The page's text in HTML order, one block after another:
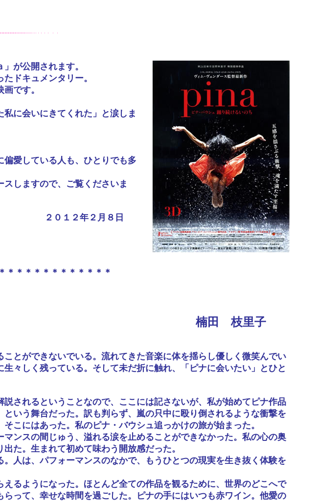
が公開されます。
ドキュメンタリー。
です。
に会いにきてくれた」と涙しま
愛している人も、ひとりでも多
しますので、ご覧くださいま
２０１２年２月８日
＊＊＊＊＊＊＊＊＊＊＊＊
楠田 枝里子
とができないでいる。流れてきた音楽に体を揺らし優しく微笑んでい
々しく残っている。そして未だ折に触れ、「ピナに会いたい」とひと
されるということなので、ここには記さないが、私が始めてピナ作品
いう舞台だった。訳も判らず、嵐の只中に殴り倒されるような衝撃を
こにはあった。私のピナ・バウシュ追っかけの旅が始まった。
ンスの間じゅう、溢れる涙を止めることができなかった。私の心の奥
た。生まれて初めて味わう開放感だった。
人は、パフォーマンスのなかで、もうひとつの現実を生き抜く体験を
るようになった。ほとんど全ての作品を観るために、世界のどこへで
って、幸せな時間を過ごした。ピナの手にはいつも赤ワイン。他愛の